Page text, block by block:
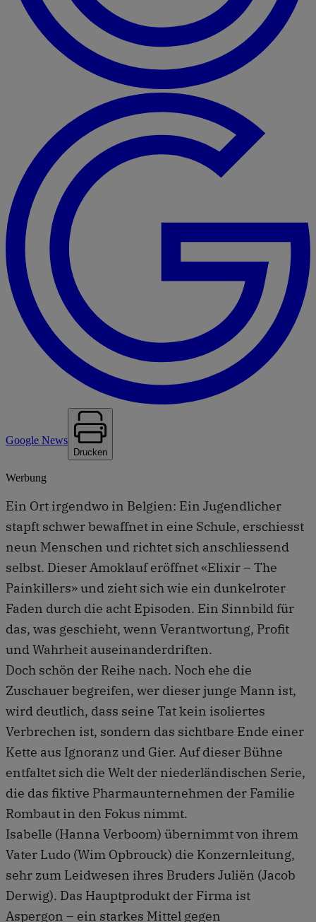
Google News
Drucken
Werbung
Ein Ort irgendwo in Belgien: Ein Jugendlicher
stapft schwer bewaffnet in eine Schule, erschiesst
neun Menschen und richtet sich anschliessend
selbst. Dieser Amoklauf eröffnet «Elixir – The
Painkillers» und zieht sich wie ein dunkelroter
Faden durch die acht Episoden. Ein Sinnbild für
das, was geschieht, wenn Verantwortung, Profit
und Wahrheit auseinanderdriften.
Doch schön der Reihe nach. Noch ehe die
Zuschauer begreifen, wer dieser junge Mann ist,
wird deutlich, dass seine Tat kein isoliertes
Verbrechen ist, sondern das sichtbare Ende einer
Kette aus Ignoranz und Gier. Auf dieser Bühne
entfaltet sich die Welt der niederländischen Serie,
die das fiktive Pharmaunternehmen der Familie
Rombaut in den Fokus nimmt.
Isabelle (Hanna Verboom) übernimmt von ihrem
Vater Ludo (Wim Opbrouck) die Konzernleitung,
sehr zum Leidwesen ihres Bruders Juliën (Jacob
Derwig). Das Hauptprodukt der Firma ist
Aspergon – ein starkes Mittel gegen